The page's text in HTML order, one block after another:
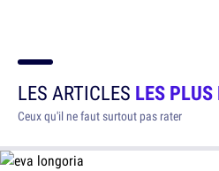
LES ARTICLES LES PLUS
Ceux qu'il ne faut surtout pas rater